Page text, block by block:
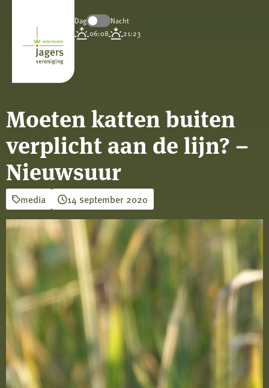
Koninklijke
Nederlandse
Jagersvereniging
Dag
Nacht
06:08
21:23
Moeten katten buiten
verplicht aan de lijn? –
Nieuwsuur
media 14 september 2020